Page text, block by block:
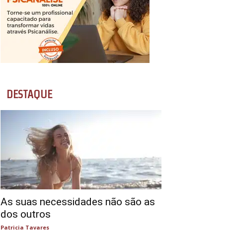
DESTAQUE
As suas necessidades não são as
dos outros
Patricia Tavares